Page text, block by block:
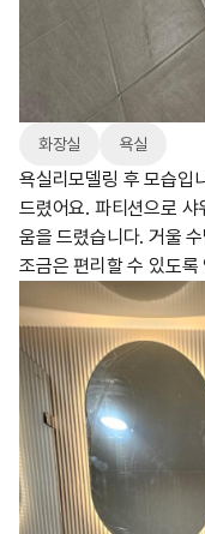
화장실 욕실
욕실리모델링 후 모습입
드렸어요. 파티션으로
움을 드렸습니다. 거울
조금은 편리할 수 있도